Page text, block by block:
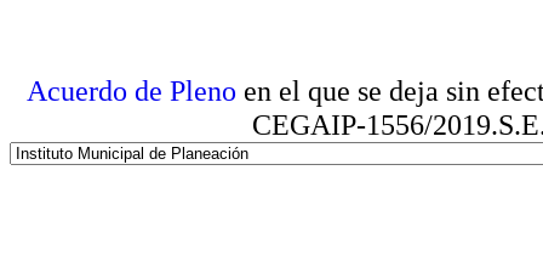
Acuerdo de Pleno en el que se deja sin
CEGAIP-1556/